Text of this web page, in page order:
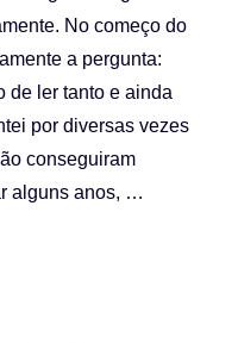
No começo do
a pergunta:
de ler tanto e ainda
por diversas vezes
conseguiram
alguns anos, …